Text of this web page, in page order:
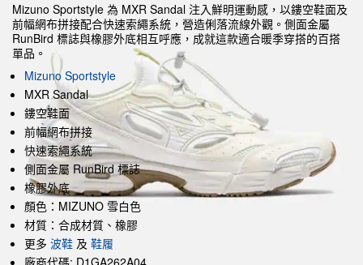
Mizuno Sportstyle 為 MXR Sandal 注入鮮明運動感，以鏤空鞋面及
前幅網布拼接配合快速索繩系統，營造俐落流線外觀。側面金屬
RunBird 標誌與橡膠外底相互呼應，成就這款適合暖季穿搭的百搭
單品。
Mizuno Sportstyle
MXR Sandal
鏤空鞋面
前幅網布拼接
快速索繩系統
側面金屬 RunBird 標誌
橡膠外底
顏色：MIZUNO 雪白色
材質：合成材質、橡膠
更多 波鞋 及 鞋履
廠商代碼: D1GA262A04